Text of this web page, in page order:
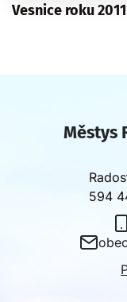
Vesnice roku 2011
Městys
594